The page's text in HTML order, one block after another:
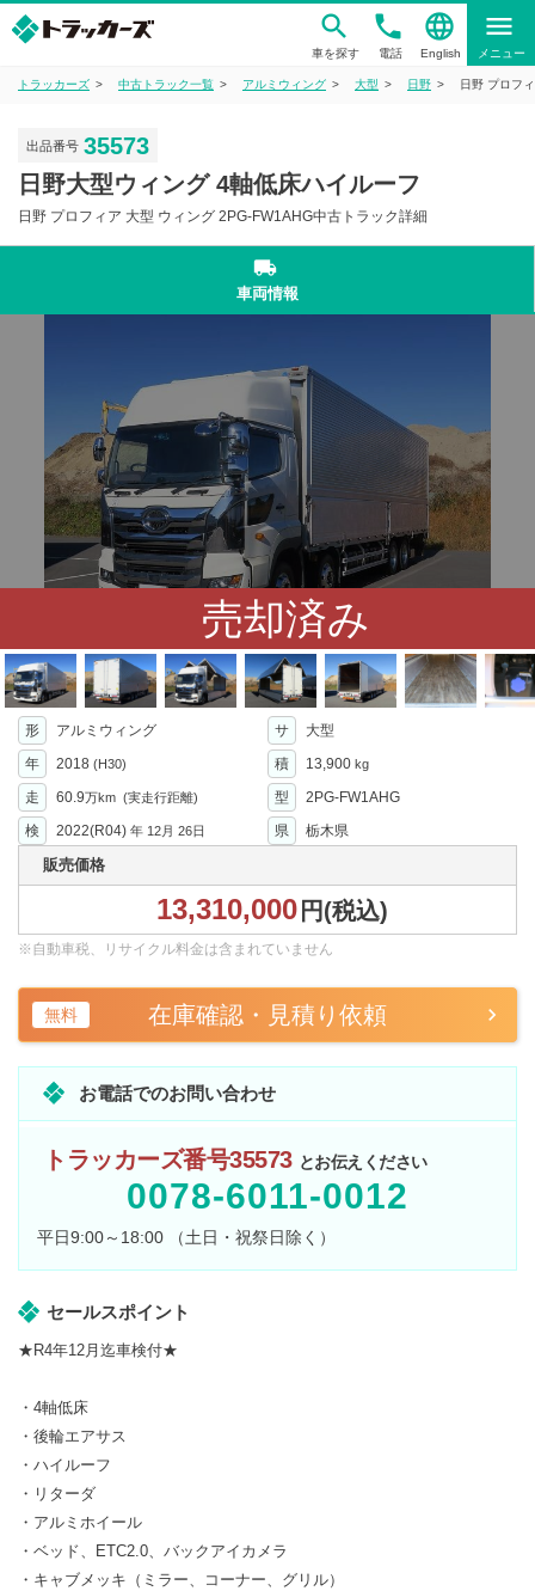
車を探す
phone
電話
language
English
menu
メニュー
トラッカーズ 中古トラック一覧 アルミウィング 大型 日野 日野 プロフ
出品番号 35573
日野大型ウィング 4軸低床ハイルーフ
日野 プロフィア 大型 ウィング 2PG-FW1AHG中古トラック詳細
local_shipping
車両情報
売却済み
形 アルミウィング サ
大型
年
2018 (H30) 積 13,900 kg
走 60.9万km (実走行距離) 型
2PG-FW1AHG
検
2022(R04) 年 12月 26日 県 栃木県
販売価格
13,310,000 円(税込)
※自動車税、リサイクル料金は含まれていません
無料 在庫確認・見積り依頼
お電話でのお問い合わせ
トラッカーズ番号35573 とお伝えください
0078-6011-0012
平日9:00～18:00 （土日・祝祭日除く）
セールスポイント
★R4年12月迄車検付★
・4軸低床
・後輪エアサス
・ハイルーフ
・リターダ
・アルミホイール
・ベッド、ETC2.0、バックアイカメラ
・キャブメッキ（ミラー、コーナー、グリル）